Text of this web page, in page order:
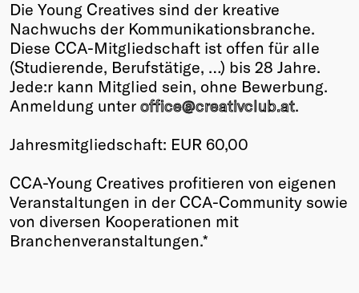
Die Young Creatives sind der kreative
Nachwuchs der Kommunikationsbranche.
Diese CCA-Mitgliedschaft ist offen für alle
(Studierende, Berufstätige, …) bis 28 Jahre.
Jede:r kann Mitglied sein, ohne Bewerbung.
Anmeldung unter office@creativclub.at.
Jahresmitgliedschaft: EUR 60,00
CCA-Young Creatives profitieren von eigenen
Veranstaltungen in der CCA-Community sowie
von diversen Kooperationen mit
Branchenveranstaltungen.*